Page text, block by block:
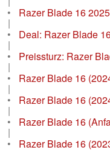
• Razer Blade 16
|
• Deal: Razer Blade
|
• Preissturz: Razer
|
• Razer Blade 16
|
• Razer Blade 16
|
• Razer Blade 16
|
• Razer Blade 16